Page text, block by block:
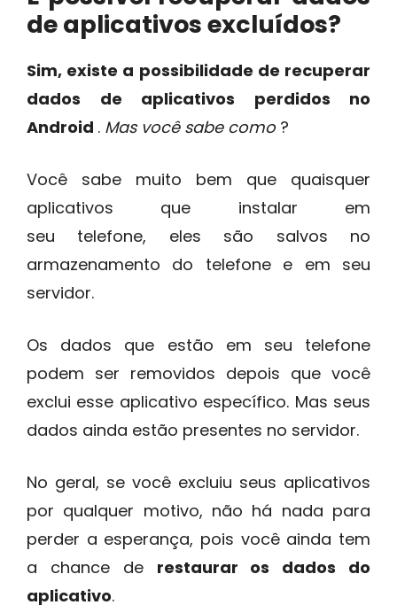
de aplicativos excluídos?
Sim, existe a possibilidade de recuperar
dados de aplicativos perdidos no
Android . Mas você sabe como ?
Você sabe muito bem que quaisquer
aplicativos que instalar em
seu telefone, eles são salvos no
armazenamento do telefone e em seu
servidor.
Os dados que estão em seu telefone
podem ser removidos depois que você
exclui esse aplicativo específico. Mas seus
dados ainda estão presentes no servidor.
No geral, se você excluiu seus aplicativos
por qualquer motivo, não há nada para
perder a esperança, pois você ainda tem
a chance de restaurar os dados do
aplicativo.